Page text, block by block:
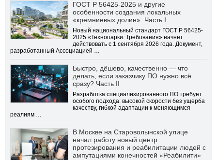
ГОСТ Р 56425-2025 и другие
особенности создания локальных
«кремниевых долин». Часть I
Новый национальный стандарт ГОСТ Р 56425-
2025 «Технопарки. Требования» начнёт
действовать с 1 сентября 2026 года. Документ,
разработанный Ассоциацией …
Быстро, дёшево, качественно — что
делать, если заказчику ПО нужно всё
сразу? Часть II
Разработка специализированного ПО требует
особого подхода: высокой скорости без ущерба
качеству, гибкой адаптации к меняющимся
реалиям …
В Москве на Староволынской улице
начал работу новый центр
протезирования и реабилитации людей с
ампутациями конечностей «Реабилити»